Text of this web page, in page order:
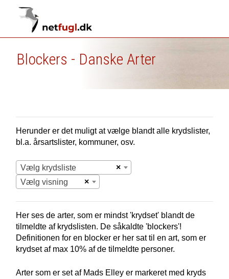
Blockers - Danske Arter
Herunder er det muligt at vælge blandt alle krydslister,
bl.a. årsartslister, kommuner, osv.
×
Vælg krydsliste
×
Vælg visning
Her ses de arter, som er mindst 'krydset' blandt de
tilmeldte af krydslisten. De såkaldte 'blockers'!
Definitionen for en blocker er her sat til en art, som er
krydset af max 10% af de tilmeldte personer.
Arter som er set af Mads Elley er markeret med kryds